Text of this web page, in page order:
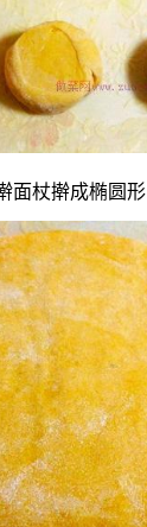
面杖擀成椭圆形